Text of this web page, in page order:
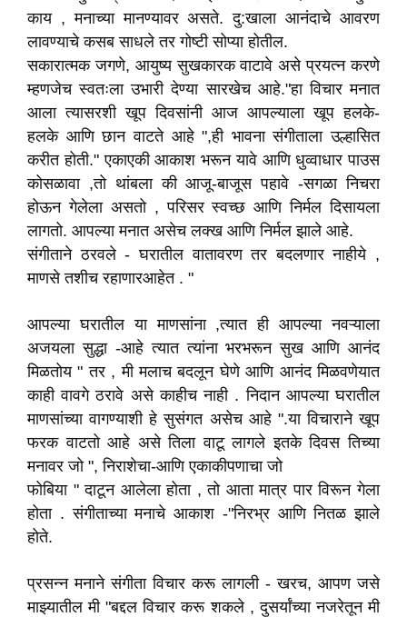
काय , मनाच्या मानण्यावर असते. दु:खाला आनंदाचे आवरण
लावण्याचे कसब साधले तर गोष्टी सोप्या होतील.
सकारात्मक जगणे, आयुष्य सुखकारक वाटावे असे प्रयत्न करणे
म्हणजेच स्वतःला उभारी देण्या सारखेच आहे."हा विचार मनात
आला त्यासरशी खूप दिवसांनी आज आपल्याला खूप हलके-
हलके आणि छान वाटते आहे ",ही भावना संगीताला उल्हासित
करीत होती." एकाएकी आकाश भरून यावे आणि धुव्वाधार पाउस
कोसळावा ,तो थांबला की आजू-बाजूस पहावे -सगळा निचरा
होऊन गेलेला असतो , परिसर स्वच्छ आणि निर्मल दिसायला
लागतो. आपल्या मनात असेच लक्ख आणि निर्मल झाले आहे.
संगीताने ठरवले - घरातील वातावरण तर बदलणार नाहीये ,
माणसे तशीच रहाणारआहेत . "
आपल्या घरातील या माणसांना ,त्यात ही आपल्या नवऱ्याला
अजयला सुद्धा -आहे त्यात त्यांना भरभरून सुख आणि आनंद
मिळतोय " तर , मी मलाच बदलून घेणे आणि आनंद मिळवणेयात
काही वावगे ठरावे असे काहीच नाही . निदान आपल्या घरातील
माणसांच्या वागण्याशी हे सुसंगत असेच आहे ".या विचाराने खूप
फरक वाटतो आहे असे तिला वाटू लागले इतके दिवस तिच्या
मनावर जो ", निराशेचा-आणि एकाकीपणाचा जो
फोबिया " दाटून आलेला होता , तो आता मात्र पार विरून गेला
होता . संगीताच्या मनाचे आकाश -"निरभ्र आणि नितळ झाले
होते.
प्रसन्न मनाने संगीता विचार करू लागली - खरच, आपण जसे
माझ्यातील मी "बद्दल विचार करू शकले , दुसर्यांच्या नजरेतून मी